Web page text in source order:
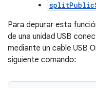
Para depurar esta
de una unidad USB
mediante un cable USB
siguiente comando: